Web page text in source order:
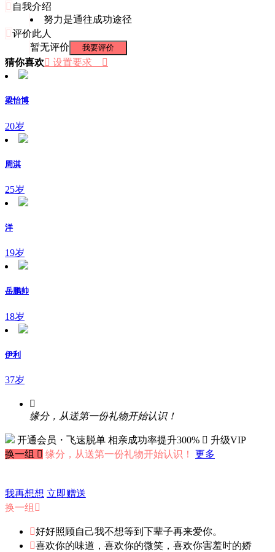
 自我介绍
努力是通往成功途径
 评价此人
暂无评价
我要评价
猜你喜欢 设置要求 
梁怡博
20岁
周淇
25岁
洋
19岁
岳鹏帅
18岁
伊利
37岁

缘分，从送第一份礼物开始认识！
开通会员・飞速脱单 相亲成功率提升300%  升级VIP
换一组  缘分，从送第一份礼物开始认识！ 更多
我再想想 立即赠送
换一组 
好好照顾自己我不想等到下辈子再来爱你。
喜欢你的味道，喜欢你的微笑，喜欢你害羞时的娇